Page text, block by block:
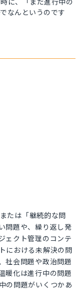
なんというのです
たは「継続的な問
問題や、繰り返し発
ェクト管理のコンテ
における未解決の問
社会問題や政治問題
暖化は進行中の問題
の問題がいくつかあ